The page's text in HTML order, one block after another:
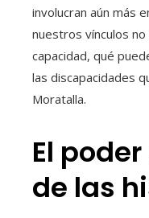
involucran aún más
nuestros vínculos
capacidad, qué
las discapacidades
Moratalla.
El
de las